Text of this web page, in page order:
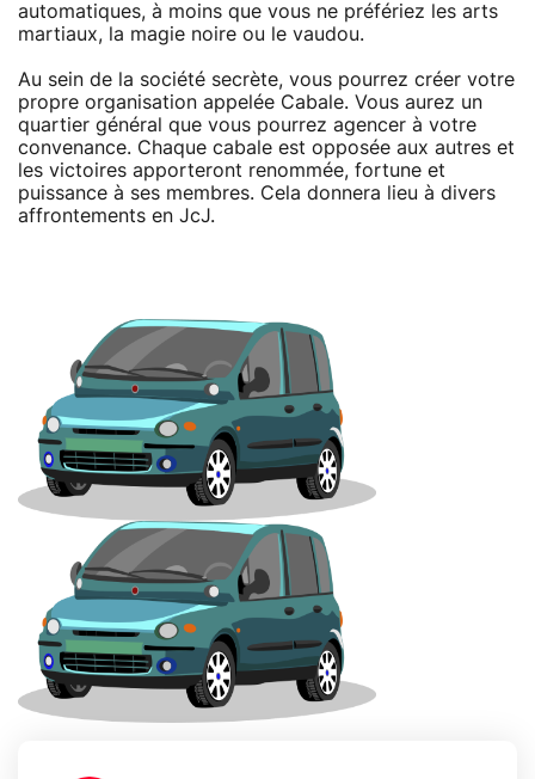
automatiques, à moins que vous ne préfériez les arts
martiaux, la magie noire ou le vaudou.
Au sein de la société secrète, vous pourrez créer votre
propre organisation appelée Cabale. Vous aurez un
quartier général que vous pourrez agencer à votre
convenance. Chaque cabale est opposée aux autres et
les victoires apporteront renommée, fortune et
puissance à ses membres. Cela donnera lieu à divers
affrontements en JcJ.